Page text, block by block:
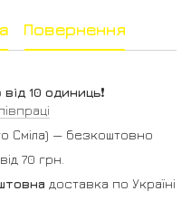
Повернення
від 10 одиниць❗️
Сміла) — безкоштовно
70 грн.
доставка по Україні